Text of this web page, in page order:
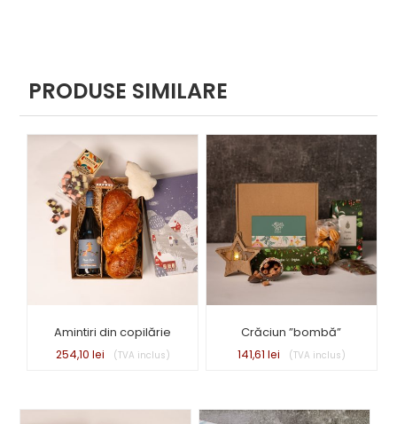
PRODUSE SIMILARE
Amintiri din copilărie
254,10 lei
Crăciun ”bombă”
141,61 lei